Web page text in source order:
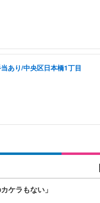
あり/中央区日本橋1丁目
ケラもない」